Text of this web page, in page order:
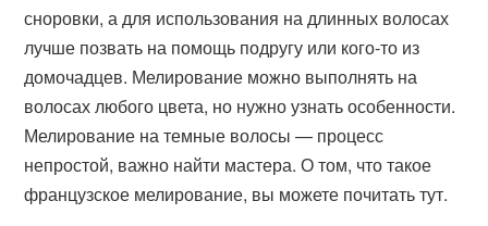
сноровки, а для использования на длинных волосах
лучше позвать на помощь подругу или кого-то из
домочадцев. Мелирование можно выполнять на
волосах любого цвета, но нужно узнать особенности.
Мелирование на темные волосы — процесс
непростой, важно найти мастера. О том, что такое
французское мелирование, вы можете почитать тут.